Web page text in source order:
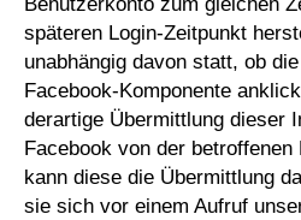
späteren Login-Zeitpunkt
unabhängig davon statt, ob
Facebook-Komponente
derartige Übermittlung dieser
Facebook von der
kann diese die Übermittlung
sie sich vor einem Aufruf